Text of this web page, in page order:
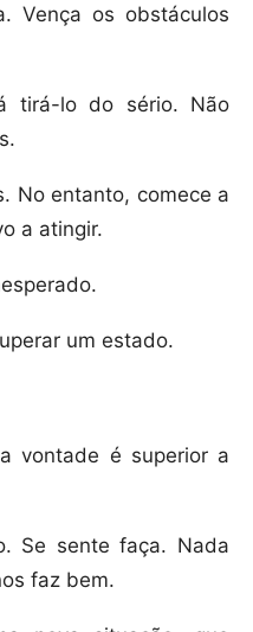
Vença os obstáculos
tirá-lo do sério. Não
No entanto, comece a
a atingir.
um estado.
vontade é superior a
Se sente faça. Nada
faz bem.